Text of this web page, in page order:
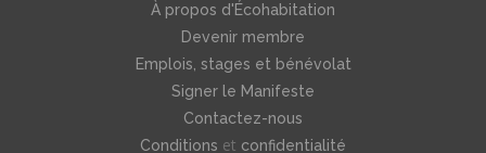
À propos d'Écohabitation
Devenir membre
Emplois, stages et bénévolat
Signer le Manifeste
Contactez-nous
Conditions et confidentialité